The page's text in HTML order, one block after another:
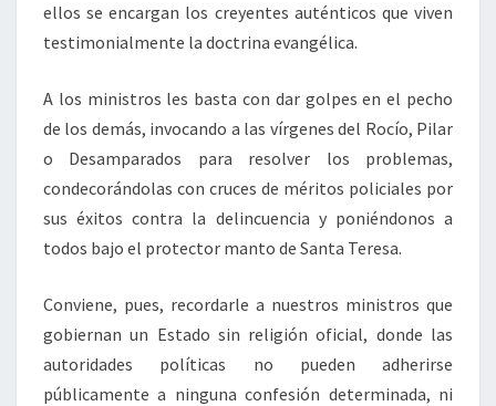
ellos se encargan los creyentes auténticos que viven
testimonialmente la doctrina evangélica.
A los ministros les basta con dar golpes en el pecho
de los demás, invocando a las vírgenes del Rocío, Pilar
o Desamparados para resolver los problemas,
condecorándolas con cruces de méritos policiales por
sus éxitos contra la delincuencia y poniéndonos a
todos bajo el protector manto de Santa Teresa.
Conviene, pues, recordarle a nuestros ministros que
gobiernan un Estado sin religión oficial, donde las
autoridades políticas no pueden adherirse
públicamente a ninguna confesión determinada, ni